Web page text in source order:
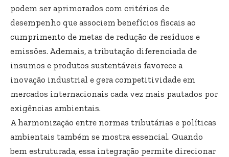
podem ser aprimorados com critérios de
desempenho que associem benefícios fiscais ao
cumprimento de metas de redução de resíduos e
emissões. Ademais, a tributação diferenciada de
insumos e produtos sustentáveis favorece a
inovação industrial e gera competitividade em
mercados internacionais cada vez mais pautados por
exigências ambientais.
A harmonização entre normas tributárias e políticas
ambientais também se mostra essencial. Quando
bem estruturada, essa integração permite direcionar